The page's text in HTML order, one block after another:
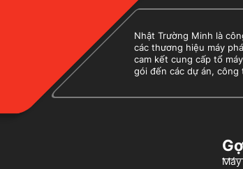
Nhật Trường Minh là
các thương hiệu máy
cam kết cung cấp tổ
gói đến các dự án, công
Máy